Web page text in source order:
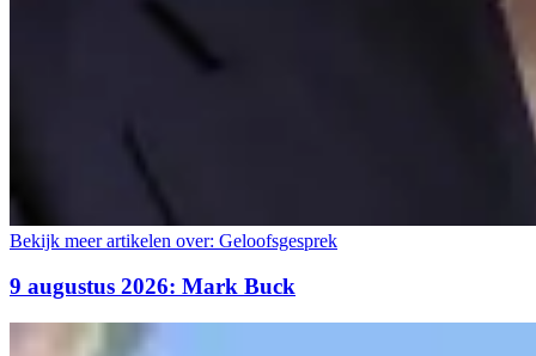
Bekijk meer artikelen over: Geloofsgesprek
9 augustus 2026: Mark Buck